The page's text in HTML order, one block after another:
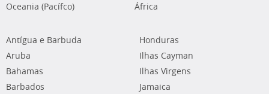
Oceania (Pacífco)
África
Antígua e Barbuda
Aruba
Bahamas
Barbados
Honduras
Ilhas Cayman
Ilhas Virgens
Jamaica